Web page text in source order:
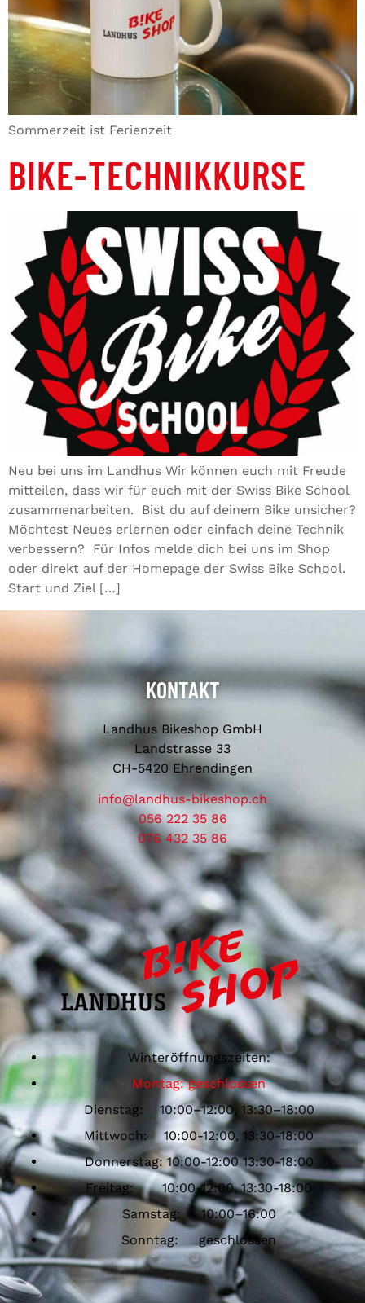
Sommerzeit ist Ferienzeit
BIKE-TECHNIKKURSE
Neu bei uns im Landhus Wir können euch mit Freude
mitteilen, dass wir für euch mit der Swiss Bike School
zusammenarbeiten. Bist du auf deinem Bike unsicher?
Möchtest Neues erlernen oder einfach deine Technik
verbessern? Für Infos melde dich bei uns im Shop
oder direkt auf der Homepage der Swiss Bike School.
Start und Ziel […]
KONTAKT
Landhus Bikeshop GmbH
Landstrasse 33
CH-5420 Ehrendingen
info@landhus-bikeshop.ch
056 222 35 86
076 432 35 86
Winteröffnungszeiten:
Montag: geschlossen
Dienstag: 10:00–12:00, 13:30–18:00
Mittwoch: 10:00-12:00, 13:30-18:00
Donnerstag: 10:00-12:00 13:30-18:00
Freitag: 10:00-12:00, 13:30-18:00
Samstag: 10:00–16:00
Sonntag: geschlossen